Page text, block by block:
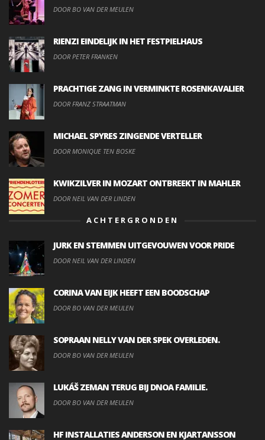
DOOR BO VAN DER MEULEN
RIENZI EINDELIJK IN HET FESTPIELHAUS
DOOR PETER FRANKEN
PRACHTIGE ZANG IN VERMINKTE ROSENKAVALIER
DOOR FRANZ STRAATMAN
MICHAEL SPYRES ZINGENDE VERTELLER
DOOR MONIQUE TEN BOSKE
KWIKZILVER IN MOZART ONTBREEKT IN MAHLER
DOOR NEIL VAN DER LINDEN
ACHTERGRONDEN
JURK EN STEMMEN UITGEVOUWEN VOOR PRIDE
DOOR NEIL VAN DER LINDEN
CORINA VAN EIJK HEEFT EEN BOODSCHAP
DOOR BO VAN DER MEULEN
SOPRAAN NELLY VAN DER SPEK OVERLEDEN.
DOOR BO VAN DER MEULEN
LUKÁŠ ZEMAN TERUG BIJ DNOA FAMILIE.
DOOR BO VAN DER MEULEN
HF INSTALLATIES ANDERSON EN KJARTANSSON